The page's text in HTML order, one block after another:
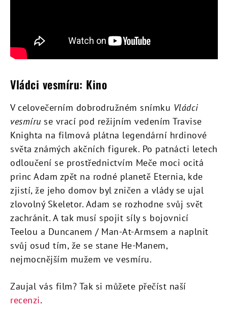
Vládci vesmíru: Kino
V celovečerním dobrodružném snímku Vládci
vesmíru se vrací pod režijním vedením Travise
Knighta na filmová plátna legendární hrdinové
světa známých akčních figurek. Po patnácti letech
odloučení se prostřednictvím Meče moci ocitá
princ Adam zpět na rodné planetě Eternia, kde
zjistí, že jeho domov byl zničen a vlády se ujal
zlovolný Skeletor. Adam se rozhodne svůj svět
zachránit. A tak musí spojit síly s bojovnicí
Teelou a Duncanem / Man-At-Armsem a naplnit
svůj osud tím, že se stane He-Manem,
nejmocnějším mužem ve vesmíru.
Zaujal vás film? Tak si můžete přečíst naší
recenzi.